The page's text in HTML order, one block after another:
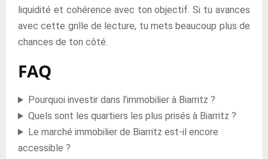
liquidité et cohérence avec ton objectif. Si tu avances
avec cette grille de lecture, tu mets beaucoup plus de
chances de ton côté.
FAQ
Pourquoi investir dans l’immobilier à Biarritz ?
Quels sont les quartiers les plus prisés à Biarritz ?
Le marché immobilier de Biarritz est-il encore
accessible ?